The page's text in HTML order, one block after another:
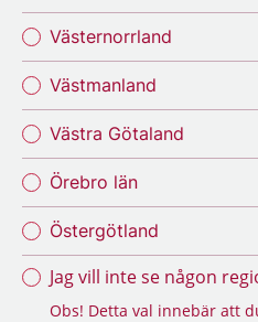
Västernorrland
Västmanland
Västra Götaland
Örebro län
Östergötland
Jag vill inte se någon
Obs! Detta val innebär att